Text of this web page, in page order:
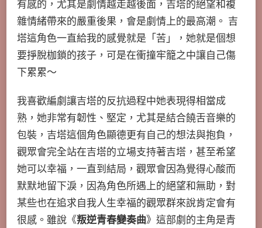
有感的，尤其是劇情越走越後面，吉塔的絕望和複
雜情緒帶來的嚴重後果，會是劇情上的最高潮。 吉
塔這角色一直給我的感覺就是「苦」，她就是個想
要掙脫枷鎖的孩子，可是在衝撞牢籠之中讓自己傷
下累累～
我喜歡編劇讓吉塔的反抗過程中她表現得相當成
熟，她非常有韌性、堅定，尤其是結合饒舌音樂的
包裝，吉塔這個角色顯德更有自己的想法與抱負，
觀眾會完全站在吉塔的立場支持著吉塔，甚至希望
她可以幸福，一直到結局，觀眾會因為覺得心酸而
默默地留下淚，因為角色所遇上的絕望和無助，對
某些也在追求自我人生幸福的觀眾群來說肯定會有
很感。雖說《叛逆青春變奏曲》這部劇的主角是青